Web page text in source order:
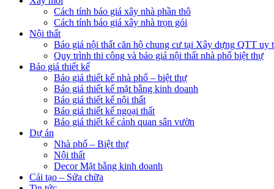
Cách tính báo giá xây nhà phần thô
Cách tính báo giá xây nhà trọn gói
Nội thất
Báo giá nội thất căn hộ chung cư tại Xây dựng QTT uy
Quy trình thi công và báo giá nội thất nhà phố biệt thự
Báo giá thiết kế
Báo giá thiết kế nhà phố – biệt thự
Báo giá thiết kế mặt bằng kinh doanh
Báo giá thiết kế nội thất
Báo giá thiết kế ngoại thất
Báo giá thiết kế cảnh quan sân vườn
Dự án
Nhà phố – Biệt thự
Nội thất
Decor Mặt bằng kinh doanh
Cải tạo – Sửa chữa